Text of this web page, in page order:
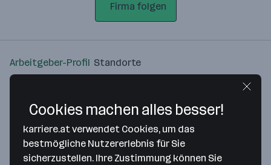
Firma folgen
Arbeitgeber-Profil Standorte
Cookies machen alles besser!
karriere.at verwendet Cookies, um das
bestmögliche Nutzererlebnis für Sie
sicherzustellen. Ihre Zustimmung können Sie